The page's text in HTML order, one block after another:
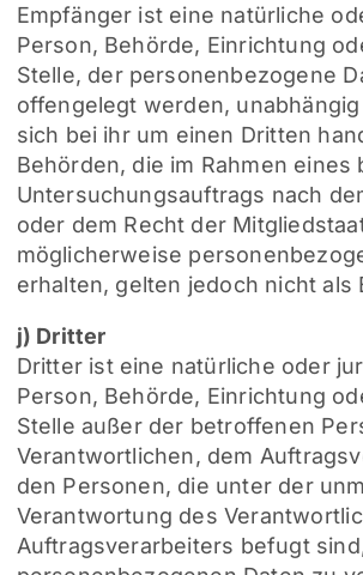
Empfänger ist eine natürliche
Person, Behörde, Einrichtung
Stelle, der personenbezogene
offengelegt werden,
sich bei ihr um einen Dritten
Behörden, die im Rahmen eines
Untersuchungsauftrags nach
oder dem Recht der
möglicherweise
erhalten, gelten jedoch nicht als
j) Dritter
Dritter ist eine natürliche oder
Person, Behörde, Einrichtung
Stelle außer der betroffenen
Verantwortlichen, dem
den Personen, die unter der
Verantwortung des
Auftragsverarbeiters befugt